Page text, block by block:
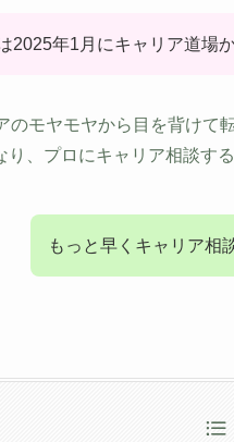
2025年1月にキャリア道場
のモヤモヤから目を背けて
、プロにキャリア相談す
もっと早くキャリア相